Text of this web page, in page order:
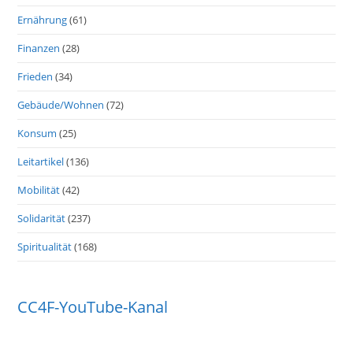
Ernährung(61)
Finanzen (28)
Frieden (34)
Gebäude/Wohnen (72)
Konsum (25)
Leitartikel(136)
Mobilität(42)
Solidarität(237)
Spiritualität(168)
CC4F-YouTube-Kanal